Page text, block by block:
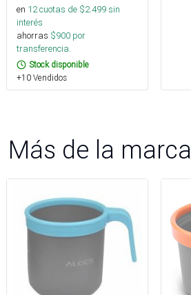
en 12cuotas de $2.499sin
interés
ahorras $900 por
transferencia.
Stock disponible
+10 Vendidos
Más de la marca